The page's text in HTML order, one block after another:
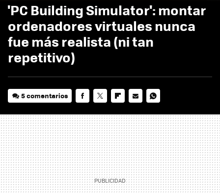
'PC Building Simulator': montar
ordenadores virtuales nunca
fue más realista (ni tan
repetitivo)
5 comentarios
MAIL